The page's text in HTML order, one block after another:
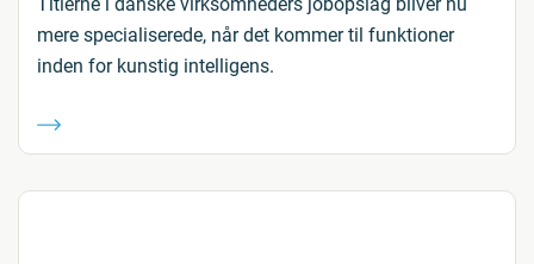
mere specialiserede, når det kommer til funktioner
inden for kunstig intelligens.